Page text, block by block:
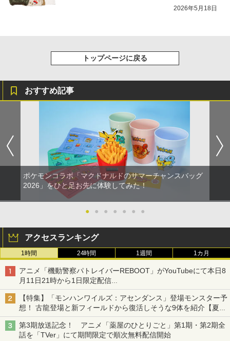
2026年5月18日
トップページに戻る
おすすめ記事
ポケモンコラボ「マクドナルドのサマーチャンスバッグ
2026」をひと足お先に体験してみた！
● ● ● ● ● ● ●
アクセスランキング
1時間 24時間 1週間 1カ月
アニメ「機動警察パトレイバーREBOOT」がYouTubeにて本日8
月11日21時から1日限定配信
8月14日にはU-NEXTで限定配信
【特集】「モンハンワイルズ：アセンダンス」登場モンスター予
想！ 古龍登場と新フィールドから復活しそうな9体を紹介【夏休
み特集2026】
第3期放送記念！ アニメ「薬屋のひとりごと」第1期・第2期全
話を「TVer」にて期間限定で順次無料配信開始